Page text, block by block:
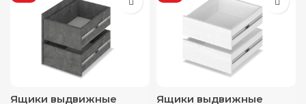
Ящики выдвижные Ящики выдвижные